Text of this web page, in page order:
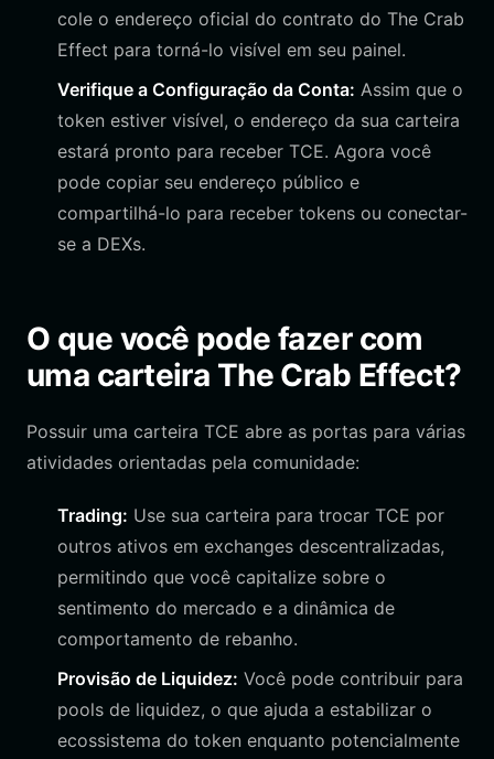
cole o endereço oficial do contrato do The Crab
Effect para torná-lo visível em seu painel.
Verifique a Configuração da Conta: Assim que o
token estiver visível, o endereço da sua carteira
estará pronto para receber TCE. Agora você
pode copiar seu endereço público e
compartilhá-lo para receber tokens ou conectar-
se a DEXs.
O que você pode fazer com
uma carteira The Crab Effect?
Possuir uma carteira TCE abre as portas para várias
atividades orientadas pela comunidade:
Trading: Use sua carteira para trocar TCE por
outros ativos em exchanges descentralizadas,
permitindo que você capitalize sobre o
sentimento do mercado e a dinâmica de
comportamento de rebanho.
Provisão de Liquidez: Você pode contribuir para
pools de liquidez, o que ajuda a estabilizar o
ecossistema do token enquanto potencialmente